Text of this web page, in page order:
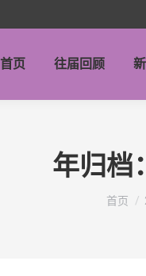
首页 往届回顾
年归档：
你在
首页